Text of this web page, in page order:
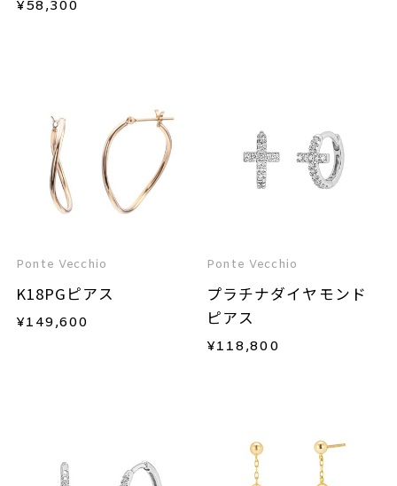
¥58,300
Ponte Vecchio
K18PGピアス
¥149,600
Ponte Vecchio
プラチナダイヤモンド
ピアス
¥118,800